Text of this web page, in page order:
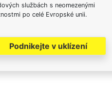
službách s neomezenými
po celé Evropské unii.
Podnikejte v uklízení